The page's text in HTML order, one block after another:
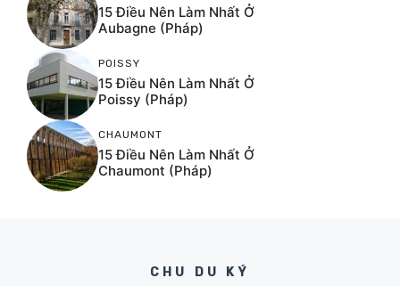
15 Điều Nên Làm Nhất Ở
Aubagne (Pháp)
POISSY
15 Điều Nên Làm Nhất Ở
Poissy (Pháp)
CHAUMONT
15 Điều Nên Làm Nhất Ở
Chaumont (Pháp)
CHU DU KÝ